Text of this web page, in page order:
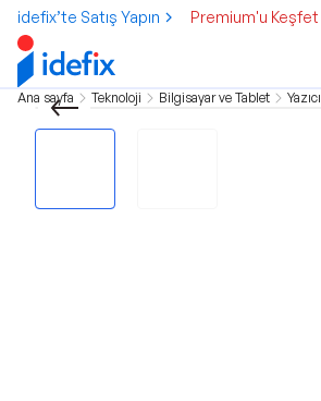
idefix’te Satış Yapın Premium'u Keşfet
Ana sayfa Teknoloji Bilgisayar ve Tablet Yazıcı